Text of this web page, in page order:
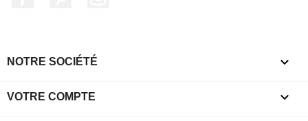
NOTRE SOCIÉTÉ 
VOTRE COMPTE 